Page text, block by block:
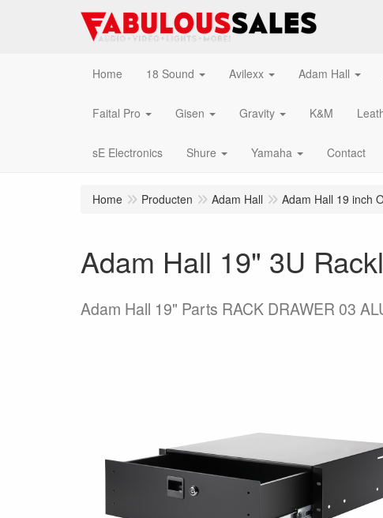
Home 18 Sound Avilexx Adam Hall
Faital Pro Gisen Gravity K&M
sE Electronics Shure Yamaha Contact
Home Producten Adam Hall Adam Hall 19 inch
Adam Hall 19" 3U
Adam Hall 19" Parts RACK DRAWER 03